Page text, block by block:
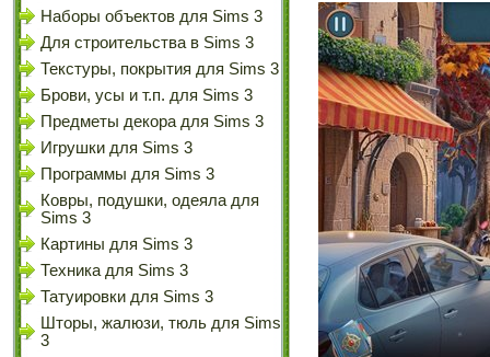
Наборы объектов для Sims 3
Для строительства в Sims 3
Текстуры, покрытия для Sims 3
Брови, усы и т.п. для Sims 3
Предметы декора для Sims 3
Игрушки для Sims 3
Программы для Sims 3
Ковры, подушки, одеяла для
Sims 3
Картины для Sims 3
Техника для Sims 3
Татуировки для Sims 3
Шторы, жалюзи, тюль для Sims
3